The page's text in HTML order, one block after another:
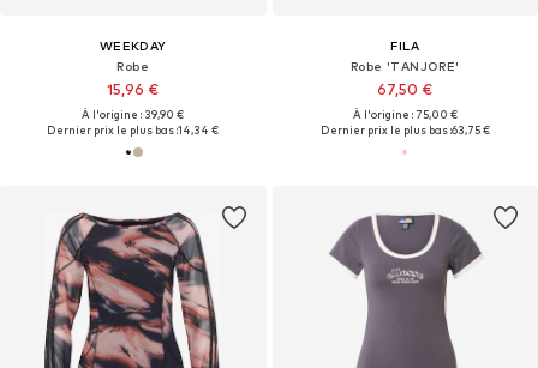
WEEKDAY
Robe
15,96 €
À l'origine : 39,90 €
Dernier prix le plus bas :14,34 €
FILA
Robe 'TANJORE'
67,50 €
À l'origine : 75,00 €
Dernier prix le plus bas :63,75 €